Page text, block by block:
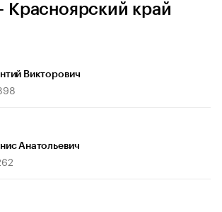
Красноярский край
Викторович
Анатольевич